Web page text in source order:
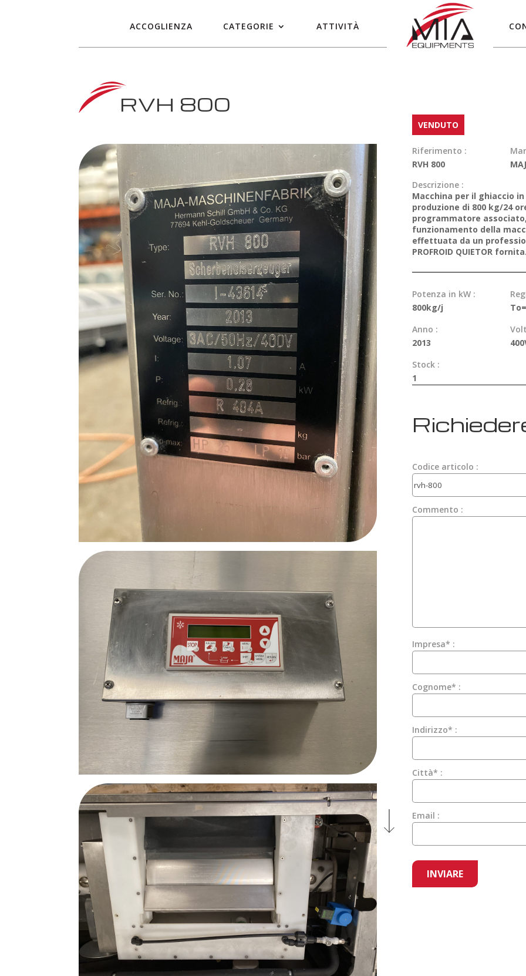
ACCOGLIENZA CATEGORIE ATTIVITÀ
RVH 800
VENDUTO
Riferimento :
RVH 800
Descrizione :
Macchina per il ghiaccio
produzione di 800 kg/24
programmatore
funzionamento della
effettuata da un
PROFROID QUIETOR fornita.
Potenza in kW :
800kg/j
Anno :
2013
Stock :
1
Codice articolo :
Commento :
Impresa* :
Cognome* :
Indirizzo* :
Città* :
Email :